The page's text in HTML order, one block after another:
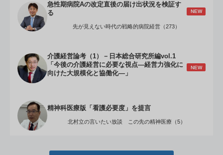
急性期病院Aの改定直後の届け出状況を検証す
る
NEW
先が見えない時代の戦略的病院経営（273）
介護経営論考（1）－日本総合研究所編vol.1
「今後の介護経営に必要な視点―経営力強化に
向けた大規模化と協働化―」
NEW
精神科医療版「看護必要度」を提言
北村立の言いたい放談 この先の精神医療（5）